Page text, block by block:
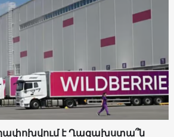
է Ղազախստա՞ն